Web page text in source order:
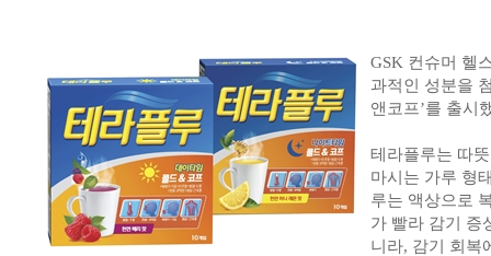
GSK 컨슈머 헬
과적인 성분을
앤코프’를 출시
테라플루는 따
마시는 가루 형
루는 액상으로
가 빨라 감기 증
니라, 감기 회복